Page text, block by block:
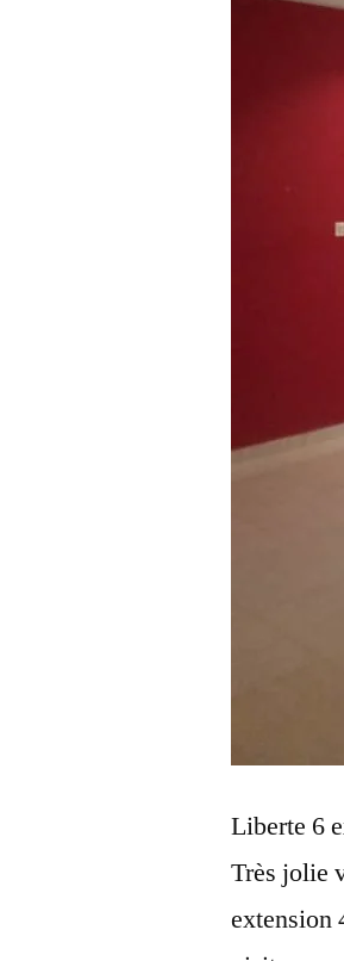
Liberte 6
Très jolie
extension